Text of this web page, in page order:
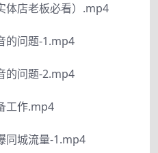
体店老板必看）.mp4
的问题-1.mp4
的问题-2.mp4
工作.mp4
同城流量-1.mp4